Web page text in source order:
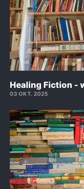
Healing Fiction -
03 OKT. 2025